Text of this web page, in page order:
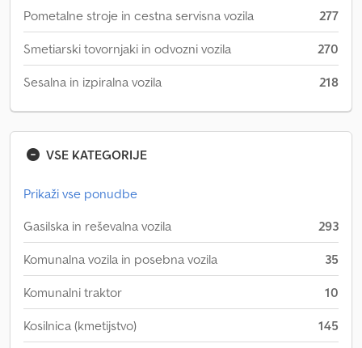
Pometalne stroje in cestna servisna vozila 277
Smetiarski tovornjaki in odvozni vozila 270
Sesalna in izpiralna vozila 218
VSE KATEGORIJE
Prikaži vse ponudbe
Gasilska in reševalna vozila
293
Komunalna vozila in posebna vozila 35
Komunalni traktor 10
Kosilnica (kmetijstvo) 145